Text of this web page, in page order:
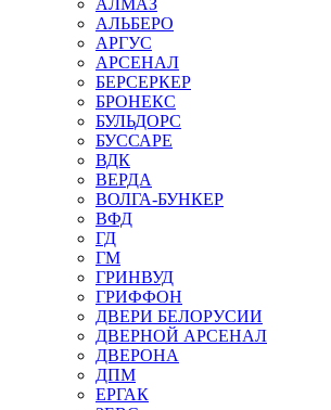
АЛМАЗ
АЛЬБЕРО
АРГУС
АРСЕНАЛ
БЕРСЕРКЕР
БРОНЕКС
БУЛЬДОРС
БУССАРЕ
ВДК
ВЕРДА
ВОЛГА-БУНКЕР
ВФД
ГД
ГМ
ГРИНВУД
ГРИФФОН
ДВЕРИ БЕЛОРУСИИ
ДВЕРНОЙ АРСЕНАЛ
ДВЕРОНА
ДПМ
ЕРГАК